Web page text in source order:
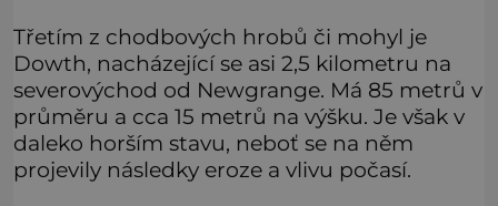
Třetím z chodbových hrobů či mohyl je
Dowth, nacházející se asi 2,5 kilometru na
severovýchod od Newgrange. Má 85 metrů v
průměru a cca 15 metrů na výšku. Je však v
daleko horším stavu, neboť se na něm
projevily následky eroze a vlivu počasí.